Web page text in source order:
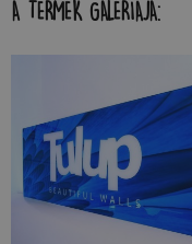
A TERMÉK GALÉRIÁJA: